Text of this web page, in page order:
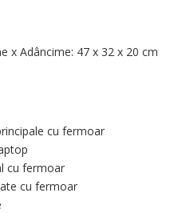
x Adâncime: 47 х 32 х 20 cm
cu fermoar
cu fermoar
cu fermoar